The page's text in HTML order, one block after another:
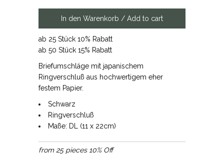
ab 25 Stück 10% Rabatt
ab 50 Stück 15% Rabatt
Briefumschläge mit japanischem
Ringverschluß aus hochwertigem eher
festem Papier.
Schwarz
Ringverschluß
Maße: DL (11 x 22cm)
from 25 pieces 10% Off